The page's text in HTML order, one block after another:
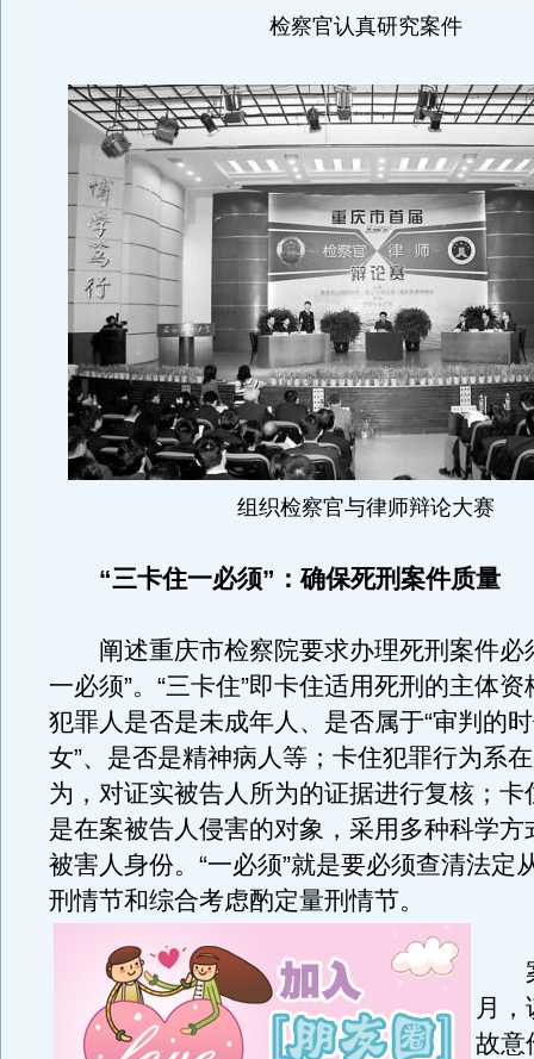
检察官认真研究案件
组织检察官与律师辩论大赛
“三卡住一必须”：确保死刑案件质量
阐述重庆市检察院要求办理死刑案件必
一必须”。“三卡住”即卡住适用死刑的主体
犯罪人是否是未成年人、是否属于“审判的
女”、是否是精神病人等；卡住犯罪行为系
为，对证实被告人所为的证据进行复核；卡
是在案被告人侵害的对象，采用多种科学方
被害人身份。“一必须”就是要必须查清法定
刑情节和综合考虑酌定量刑情节。
案
月
故意